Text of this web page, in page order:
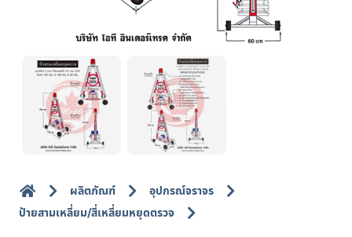
ผลิตภัณฑ์
อุปกรณ์จราจร
ป้ายสามเหลี่ยม/สี่เหลี่ยมหยุดตรวจ